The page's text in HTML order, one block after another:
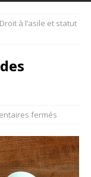
Droit à l’asile et statut
fermés